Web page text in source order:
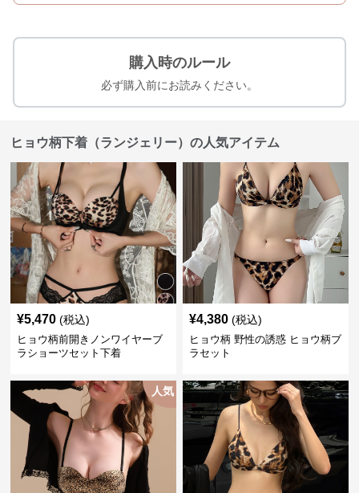
購入時のルール
必ず購入前にお読みください。
ヒョウ柄下着（ランジェリー）の人気アイテム
¥5,470 (税込)
ヒョウ柄前開きノンワイヤーブ
ラショーツセット下着
¥4,380 (税込)
ヒョウ柄 野性の誘惑 ヒョウ柄ブ
ラセット
人気